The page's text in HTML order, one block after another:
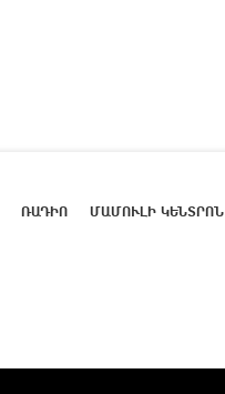
ՌԱԴԻՈ ՄԱՄՈՒԼԻ ԿԵՆՏՐՈՆ